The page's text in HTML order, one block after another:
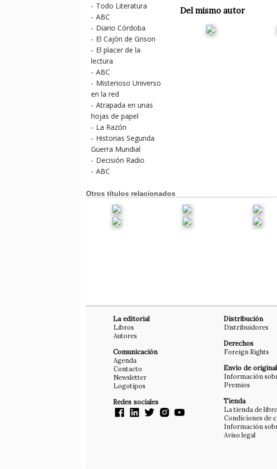
- Todo Literatura
- ABC
- Diario Córdoba
- El Cajón de Grison
- El placer de la
lectura
- ABC
- Misterioso Universo
en la red
- Atrapada en unas
hojas de papel
- La Razón
- Historias Segunda
Guerra Mundial
- Decisión Radio
- ABC
Del mismo autor
Otros títulos relacionados
La editorial
Libros
Autores
Comunicación
Agenda
Contacto
Newsletter
Logotipos
Redes sociales
Distribución
Distribuidores
Derechos
Foreign Rights
Envío de
Información
Premios
Tienda
La tienda de
Condiciones de
Información
Aviso legal